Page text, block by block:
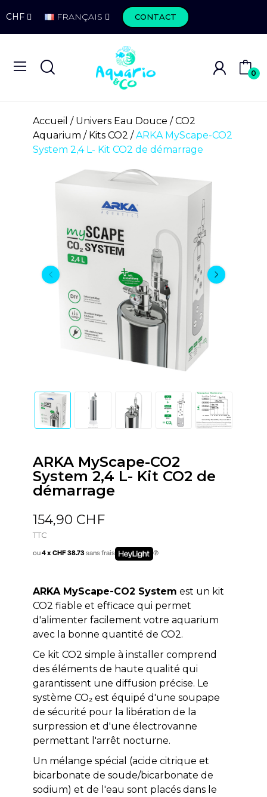
CHF FRANÇAIS CONTACT
0
Accueil Univers Eau Douce
CO2
Aquarium
Kits CO2
ARKA MyScape-CO2
System 2,4 L- Kit CO2 de démarrage
ARKA MyScape-CO2
System 2,4 L- Kit CO2 de
démarrage
154,90 CHF
TTC
ou4 x CHF 38.73sans frais
ARKA MyScape-CO2 System est un kit
CO2 fiable et efficace qui permet
d'alimenter facilement votre aquarium
avec la bonne quantité de CO2.
Ce kit CO2 simple à installer comprend
des éléments de haute qualité qui
garantissent une diffusion précise. Le
système CO₂ est équipé d'une soupape
de sécurité pour la libération de la
surpression et d'une électrovanne
permettant l'arrêt nocturne.
Un mélange spécial (acide citrique et
bicarbonate de soude/bicarbonate de
sodium) et de l'eau sont placés dans le